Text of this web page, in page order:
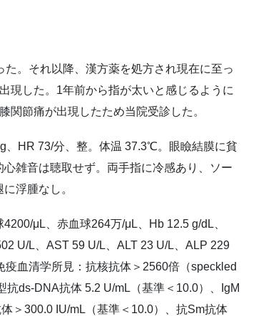
。それ以降、漢方薬を処方され現在に至っ
現した。1年前から指が太いと感じるように
関節痛が出現したため当院受診した。
、HR 73/分、整。体温 37.3℃。眼瞼結膜に貧
雑音は聴取せず。両手指に冷感あり、ソー
浮腫なし。
μL、赤血球264万/μL、Hb 12.5 g/dL、
U/L、AST 59 U/L、ALT 23 U/L、ALP 229
血清学所見：抗核抗体＞2560倍（speckled
ds-DNA抗体 5.2 U/mL（基準＜10.0）、IgM
＞300.0 IU/mL（基準＜10.0）、抗Sm抗体